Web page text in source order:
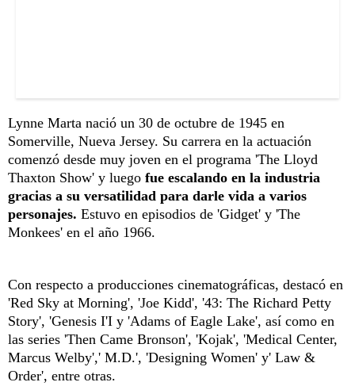
Lynne Marta nació un 30 de octubre de 1945 en
Somerville, Nueva Jersey. Su carrera en la actuación
comenzó desde muy joven en el programa 'The Lloyd
Thaxton Show' y luego fue escalando en la industria
gracias a su versatilidad para darle vida a varios
personajes. Estuvo en episodios de 'Gidget' y 'The
Monkees' en el año 1966.
Con respecto a producciones cinematográficas, destacó en
'Red Sky at Morning', 'Joe Kidd', '43: The Richard Petty
Story', 'Genesis I'I y 'Adams of Eagle Lake', así como en
las series 'Then Came Bronson', 'Kojak', 'Medical Center,
Marcus Welby',' M.D.', 'Designing Women' y' Law &
Order', entre otras.